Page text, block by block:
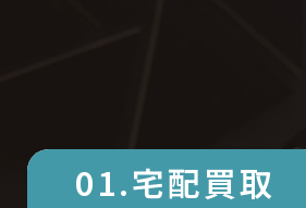
01.宅配買取